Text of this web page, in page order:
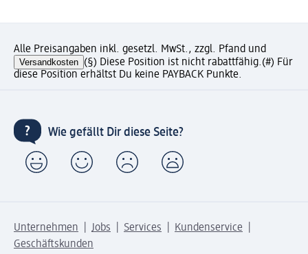
Alle Preisangaben inkl. gesetzl. MwSt., zzgl. Pfand und
Versandkosten (§) Diese Position ist nicht rabattfähig.(#) Für
diese Position erhältst Du keine PAYBACK Punkte.
Wie gefällt Dir diese Seite?
Unternehmen Jobs Services
Kundenservice
Geschäftskunden